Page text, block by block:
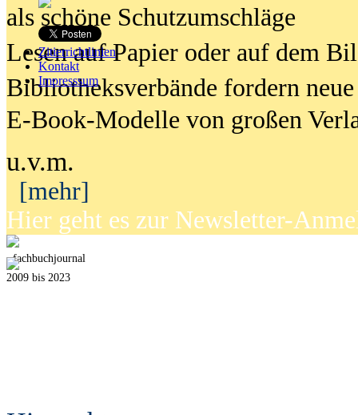
Zitierrichtlinien
Kontakt
Impresssum
als schöne Schutzumschläge
Lesen auf Papier oder auf dem
Bibliotheksverbände fordern neue
E-Book-Modelle von großen
u.v.m.
[mehr]
Hier geht es zur Newsletter-
fachbuchjournal
2009 bis 2023